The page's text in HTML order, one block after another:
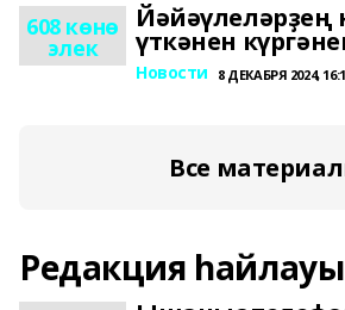
608 көнө
элек үткәнен
Новости 8 ДЕКАБРЯ 2024,
Все
Редакция һайлауы